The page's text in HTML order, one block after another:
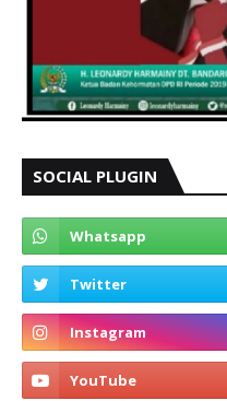
SOCIAL PLUGIN